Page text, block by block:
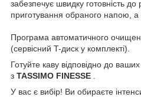
забезпечує швидку готовність
приготування обраного напою,
Програма автоматичного
(сервісний T-диск у комплекті).
Готуйте каву відповідно до
з TASSIMO FINESSE
У вас є вибір! Ви обираєте